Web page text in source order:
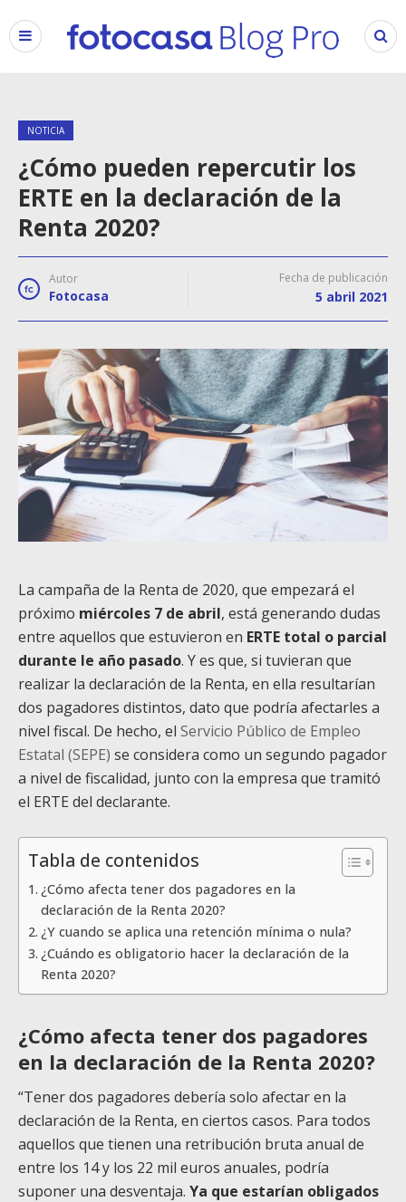
NOTICIA
¿Cómo pueden repercutir los
ERTE en la declaración de la
Renta 2020?
Autor
Fotocasa
Fecha de publicación
5 abril 2021
La campaña de la Renta de 2020, que empezará el
próximo miércoles 7 de abril, está generando dudas
entre aquellos que estuvieron en ERTE total o parcial
durante le año pasado. Y es que, si tuvieran que
realizar la declaración de la Renta, en ella resultarían
dos pagadores distintos, dato que podría afectarles a
nivel fiscal. De hecho, el Servicio Público de Empleo
Estatal (SEPE) se considera como un segundo pagador
a nivel de fiscalidad, junto con la empresa que tramitó
el ERTE del declarante.
Tabla de contenidos
¿Cómo afecta tener dos pagadores en la
declaración de la Renta 2020?
¿Y cuando se aplica una retención mínima o nula?
¿Cuándo es obligatorio hacer la declaración de la
Renta 2020?
¿Cómo afecta tener dos pagadores
en la declaración de la Renta 2020?
“Tener dos pagadores debería solo afectar en la
declaración de la Renta, en ciertos casos. Para todos
aquellos que tienen una retribución bruta anual de
entre los 14 y los 22 mil euros anuales, podría
suponer una desventaja. Ya que estarían obligados